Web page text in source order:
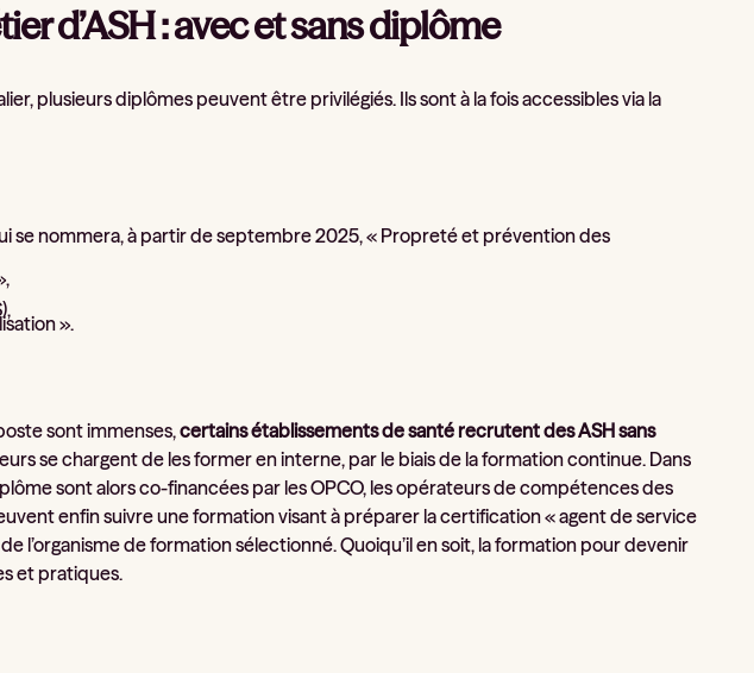
d’ASH : avec et sans diplôme
plusieurs diplômes peuvent être privilégiés. Ils sont à la fois accessibles via la
se nommera, à partir de septembre 2025, « Propreté et prévention des
».
sont immenses,certains établissements de santé recrutent des ASH sans
se chargent de les former en interne, par le biais de la formation continue. Dans
sont alors co-financées par les OPCO, les opérateurs de compétences des
enfin suivre une formation visant à préparer la certification « agent de service
l’organisme de formation sélectionné. Quoiqu’il en soit, la formation pour devenir
et pratiques.